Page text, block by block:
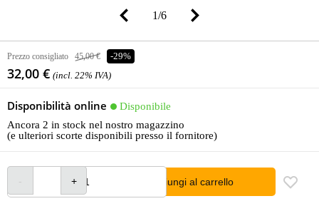
1/6
Prezzo consigliato 45,00 € -29%
32,00 € (incl. 22% IVA)
Disponibilità online
Disponibile
Ancora 2 in stock nel nostro magazzino
(e ulteriori scorte disponibili presso il fornitore)
Aggiungi al carrello